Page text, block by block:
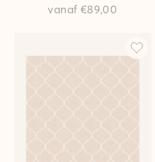
vanaf €89,00